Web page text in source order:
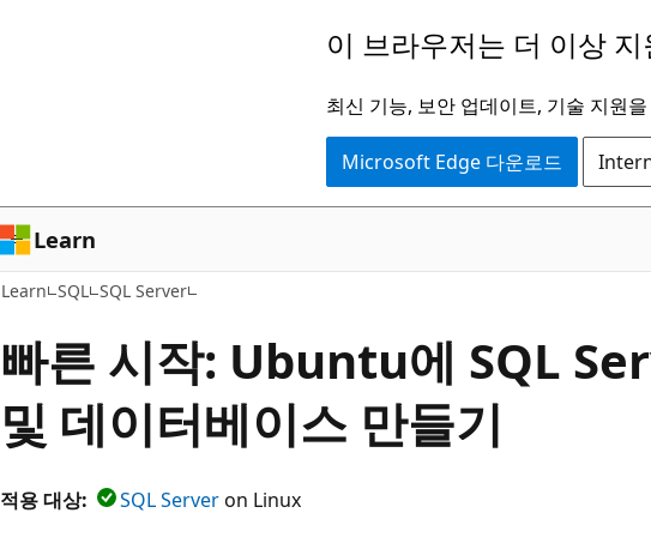
로
건
너
뛰
기
이 브라우저는 더 이상
최신 기능, 보안 업데이트, 기술 지원
Microsoft Edge 다운로드
Learn
Learn SQL SQL Server
빠른 시작: Ubuntu에 SQL
및 데이터베이스 만들기
적용 대상: SQL Serveron Linux